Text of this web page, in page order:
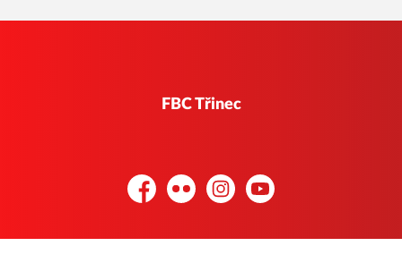
FBC Třinec
FacebookFlickr InstagramYouTube